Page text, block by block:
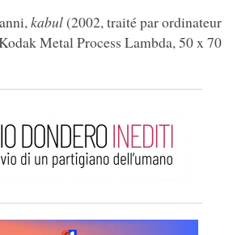
kabul(2002, traité par ordinateur
Metal Process Lambda, 50 x 70